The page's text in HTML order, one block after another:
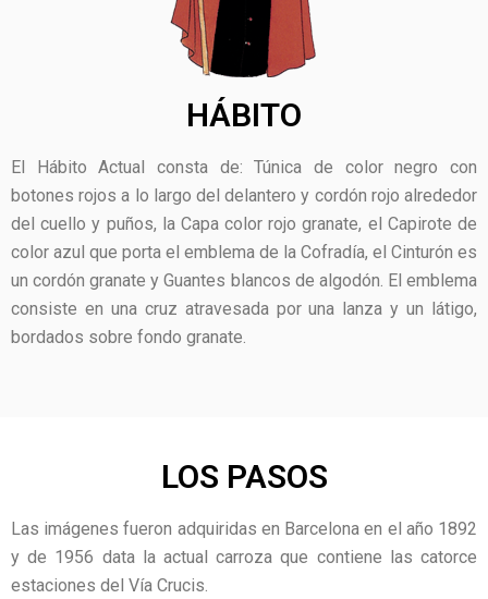
HÁBITO
El Hábito Actual consta de: Túnica de color negro con
botones rojos a lo largo del delantero y cordón rojo alrededor
del cuello y puños, la Capa color rojo granate, el Capirote de
color azul que porta el emblema de la Cofradía, el Cinturón es
un cordón granate y Guantes blancos de algodón. El emblema
consiste en una cruz atravesada por una lanza y un látigo,
bordados sobre fondo granate.
LOS PASOS
Las imágenes fueron adquiridas en Barcelona en el año 1892
y de 1956 data la actual carroza que contiene las catorce
estaciones del Vía Crucis.